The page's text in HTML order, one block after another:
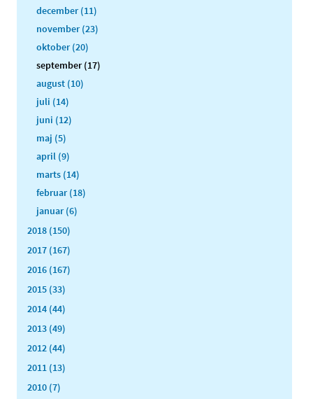
december (11)
november (23)
oktober (20)
september (17)
august (10)
juli (14)
juni (12)
maj (5)
april (9)
marts (14)
februar (18)
januar (6)
2018 (150)
2017 (167)
2016 (167)
2015 (33)
2014 (44)
2013 (49)
2012 (44)
2011 (13)
2010 (7)